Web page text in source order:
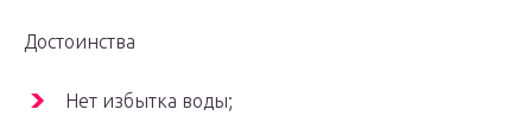
Достоинства
Нет избытка воды;